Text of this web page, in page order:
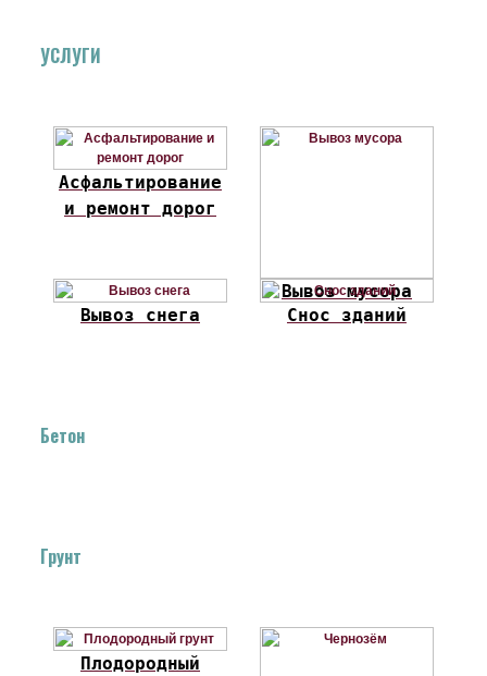
УСЛУГИ
Асфальтирование
и ремонт дорог
Вывоз мусора
Вывоз снега
Снос зданий
Бетон
Грунт
Плодородный